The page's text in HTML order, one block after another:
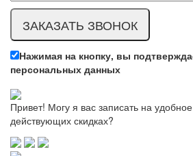
Нажимая на кнопку, вы
персональных данных
Привет! Могу я вас записать на
действующих скидках?